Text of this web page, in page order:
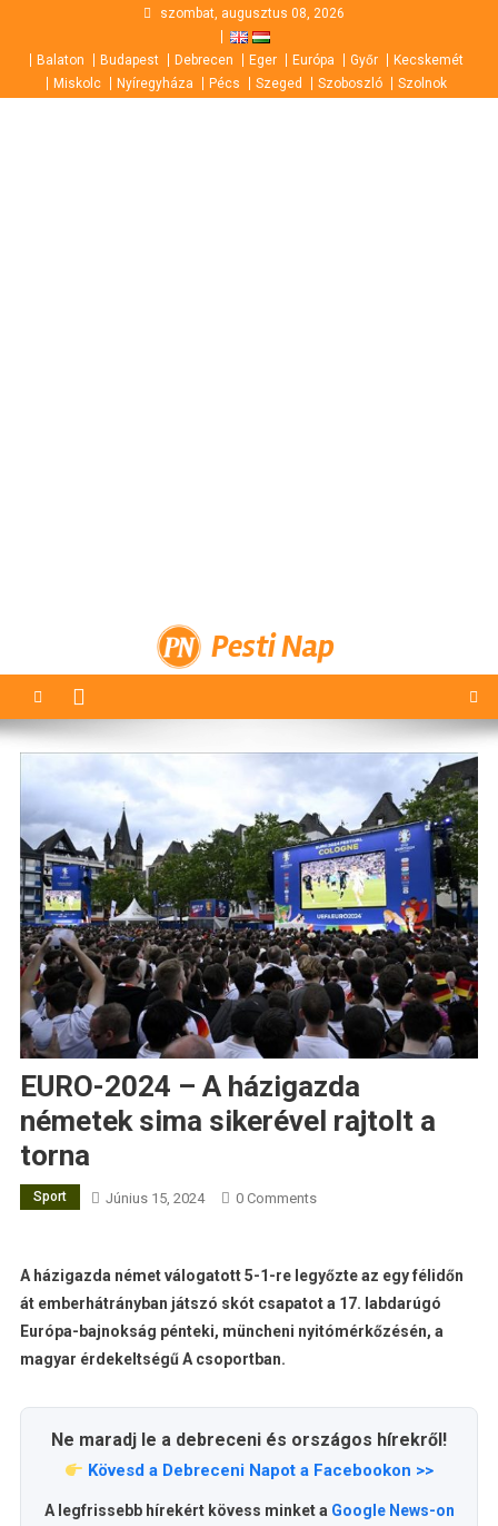
content
szombat, augusztus 08, 2026
Balaton Budapest Debrecen Eger Európa Győr
Kecskemét
Miskolc
Nyíregyháza Pécs Szeged Szoboszló Szolnok
Pesti Nap
EURO-2024 – A házigazda
németek sima sikerével rajtolt a
torna
Sport Június 15, 2024 0 Comments
A házigazda német válogatott 5-1-re legyőzte az egy félidőn
át emberhátrányban játszó skót csapatot a 17. labdarúgó
Európa-bajnokság pénteki, müncheni nyitómérkőzésén, a
magyar érdekeltségű A csoportban.
Ne maradj le a debreceni és országos hírekről!
Kövesd a Debreceni Napot a Facebookon >>
A legfrissebb hírekért kövess minket a Google News-on